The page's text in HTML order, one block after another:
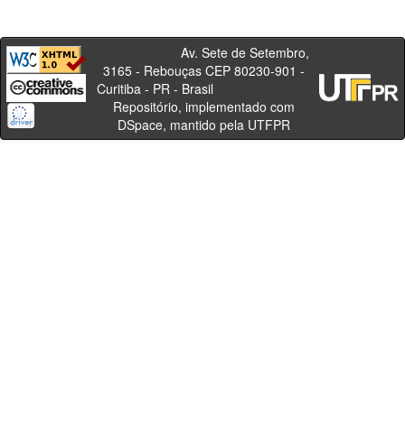
Av. Sete de Setembro,
3165 - Rebouças CEP 80230-901 -
Curitiba - PR - Brasil
Repositório, implementado com
DSpace, mantido pela UTFPR